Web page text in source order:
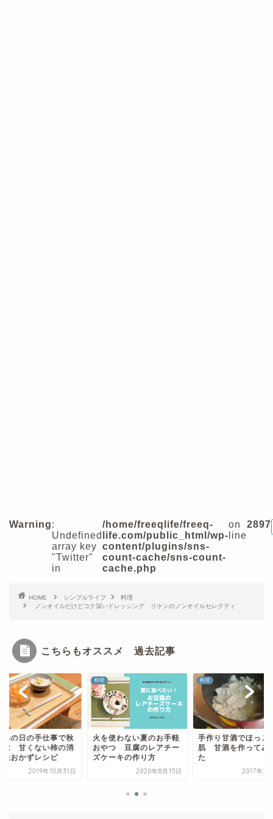
Warning:
Undefined
array key
"Twitter"
in
/home/freeqlife/freeq-
life.com/public_html/wp-
content/plugins/sns-
count-cache/sns-count-
cache.php
on
line
2897
HOME シンプルライフ
料理
ノンオイルだけどコク深いドレッシング リケンのノンオイルセレクティ
こちらもオススメ 過去記事
使わない夏のお手軽
つ 豆腐のレアチー
ーキの作り方
2020年8月15日
料理
手作り甘酒でほっこり美
肌 甘酒を作ってみまし
た
2017年2月14日
料理
お休みの日の手仕事
の味覚 甘くない柿
費方法おかずレシピ
2019年10